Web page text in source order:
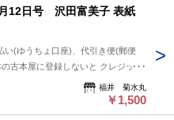
祭日明け発送になります。 ※※※
保管期間について-- 此方から連絡
5日間内、購入手続き頂ければ幸
、 購入ご検討頂ければ幸いです。
受け取り (押印またはサイン必要)
より変わります。 (下記紹介部分
時間指定ご希望の場合 ※※郵便局
可能です。 --発送について-- 振込確
12日号 沢田富美子 表紙
い(ゆうちょ口座)、代引き便(郵便
古本屋に登録しないと クレジット
す。 非会員の方は支払い方法を
換」でご利用下さい。 --状態につい
/汚れ/折れ/破れ/使用感等)は ある
福井 菊水丸
￥1,500